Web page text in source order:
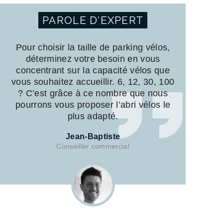
PAROLE D'EXPERT
Pour choisir la taille de parking vélos,
déterminez votre besoin en vous
concentrant sur la capacité vélos que
vous souhaitez accueillir. 6, 12, 30, 100
? C’est grâce à ce nombre que nous
pourrons vous proposer l’abri vélos le
plus adapté.
Jean-Baptiste
Conseiller commercial